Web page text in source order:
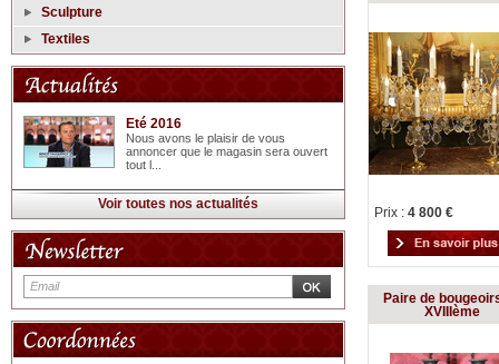
Sculpture
Textiles
Eté 2016
Nous avons le plaisir de vous
annoncer que le magasin sera ouvert
tout l...
Voir toutes nos actualités
Prix : 4 800 €
Paire de
XVIIIème